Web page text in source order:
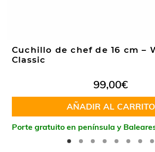
Cuchillo de chef de 16 cm –
Classic
99,00€
AÑADIR AL CARRITO
Porte gratuito en península y